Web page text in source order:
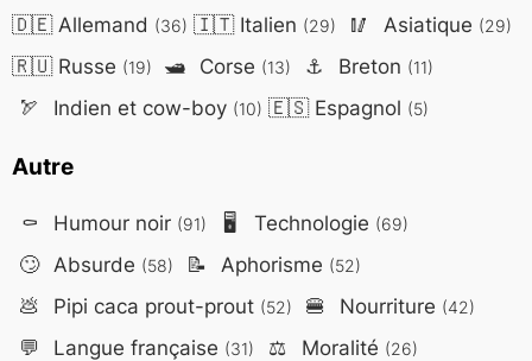
🇩🇪Allemand (36) 🇮🇹Italien (29) 🥢 Asiatique (29)
🇷🇺Russe (19) 🛥️ Corse (13) ⚓ Breton (11)
🏹 Indien et cow-boy (10) 🇪🇸Espagnol (5)
Autre
⚰️ Humour noir (91) 🖥️ Technologie (69)
🙄 Absurde (58) 📝 Aphorisme (52)
💩 Pipi caca prout-prout (52) 🍔 Nourriture (42)
💬 Langue française (31) ⚖️ Moralité (26)